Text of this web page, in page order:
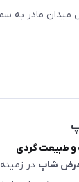
میدان مادر به
و طبیعت گردی
شاپ در